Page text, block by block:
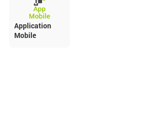
Application
Mobile